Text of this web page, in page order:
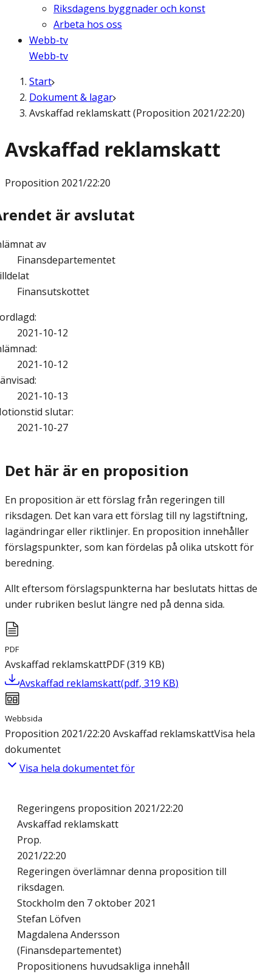
Riksdagens byggnader och konst
Arbeta hos oss
Webb-tv
Webb-tv
Start
Dokument & lagar
Avskaffad reklamskatt (Proposition 2021/22:20)
Avskaffad reklamskatt
Proposition 2021/22:20
är avslutat
av
Finansdepartementet
Finansutskottet
:
2021-10-12
:
2021-10-12
:
2021-10-13
slutar:
2021-10-27
Det här är en proposition
En proposition är ett förslag från regeringen till
riksdagen. Det kan vara ett förslag till ny lagstiftning,
lagändringar eller riktlinjer. En proposition innehåller
förslagspunkter, som kan fördelas på olika utskott för
beredning.
Allt eftersom förslagspunkterna har beslutats hittas de
under rubriken beslut längre ned på denna sida.
PDF
Avskaffad reklamskattPDF(319 KB)
Avskaffad reklamskatt(pdf, 319 KB)
Webbsida
Proposition 2021/22:20 Avskaffad reklamskattVisa hela
dokumentet
Visa hela dokumentet för
Regeringens proposition 2021/22:20
Avskaffad reklamskatt
Prop.
2021/22:20
Regeringen överlämnar denna proposition till
riksdagen.
Stockholm den 7 oktober 2021
Stefan Löfven
Magdalena Andersson
(Finansdepartementet)
Propositionens huvudsakliga innehåll